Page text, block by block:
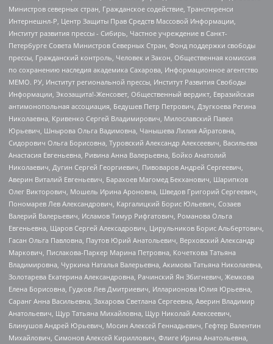
Министров северных стран, Гражданское содействие, Трансперенси
Интернешнл-Р, Центр Защиты Прав Средств Массовой Информации,
Институт развития прессы - Сибирь, Частное учреждение в Санкт-
Петербурге Совета Министров Северных Стран, Фонд поддержки свободы
прессы, Гражданский контроль, Человек и Закон, Общественная комиссия
по сохранению наследия академика Сахарова, Информационное агентство
МЕМО. РУ, Институт региональной прессы, Институт Развития Свободы
Информации, Экозащита!-Женсовет, Общественный вердикт, Евразийская
антимонопольная ассоциация, Бедушев Петр Петрович, Дзугкоева Регина
Николаевна, Кривенко Сергей Владимирович, Милославский Павел
Юрьевич, Шнырова Ольга Вадимовна, Чанышева Лилия Айратовна,
Сидорович Ольга Борисовна, Туровский Александр Алексеевич, Васильева
Анастасия Евгеньевна, Ривина Анна Валерьевна, Бойко Анатолий
Николаевич, Дугин Сергей Георгиевич, Пивоваров Андрей Сергеевич,
Аверин Виталий Евгеньевич, Барахоев Магомед Бекханович, Шарипков
Олег Викторович, Мошель Ирина Ароновна, Шведов Григорий Сергеевич,
Пономарев Лев Александрович, Каргалицкий Борис Юльевич, Созаев
Валерий Валерьевич, Исламов Тимур Рифгатович, Романова Ольга
Евгеньевна, Щаров Сергей Алексадрович, Цирульников Борис Альбертович,
Гасан Ольга Павловна, Паутов Юрий Анатольевич, Верховский Александр
Маркович, Пислакова-Паркер Марина Петровна, Кочеткова Татьяна
Владимировна, Чуркина Наталья Валерьевна, Акимова Татьяна Николаевна,
Золотарева Екатерина Александровна, Рачинский Ян Збигневич, Жемкова
Елена Борисовна, Гудков Лев Дмитриевич, Илларионова Юлия Юрьевна,
Саранг Анна Васильевна, Захарова Светлана Сергеевна, Аверин Владимир
Анатольевич, Щур Татьяна Михайловна, Щур Николай Алексеевич,
Блинушов Андрей Юрьевич, Мосин Алексей Геннадьевич, Гефтер Валентин
Михайлович, Симонов Алексей Кириллович, Флиге Ирина Анатольевна,